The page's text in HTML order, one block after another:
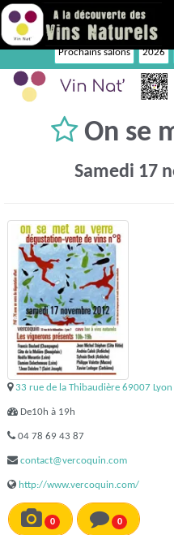
Prochains salons 2026
On se
Samedi 17
33 rue de la Thibaudière 69007 Lyon
De10h à 19h
04 78 69 43 87
contact@vercoquin.com
http://www.vercoquin.com/
0 0